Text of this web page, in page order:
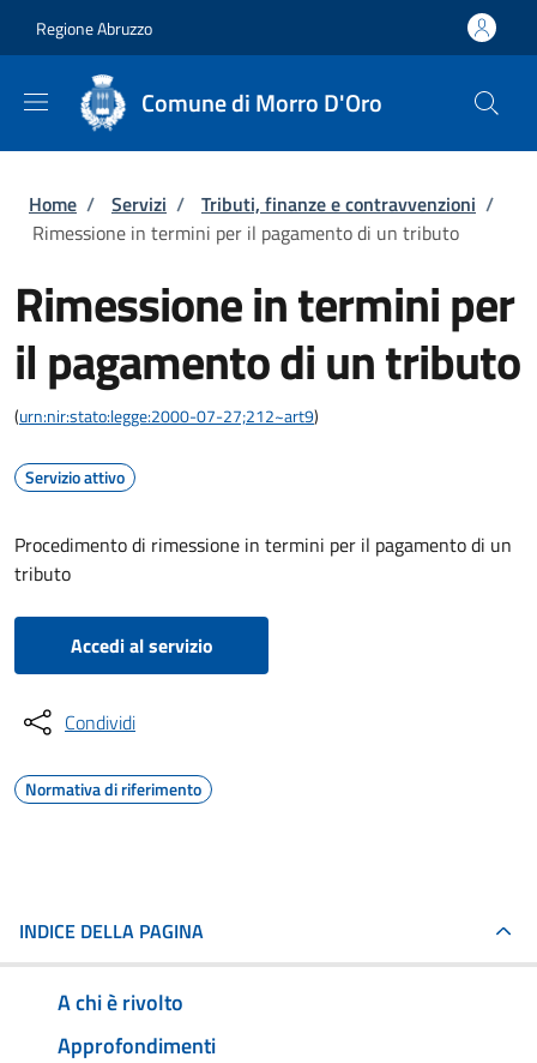
Regione Abruzzo
Comune di Morro D'Oro
Briciole di pane
Home / Servizi / Tributi, finanze e contravvenzioni /
Rimessione in termini per il pagamento di un tributo
Rimessione in termini per
il pagamento di un tributo
(urn:nir:stato:legge:2000-07-27;212~art9)
Servizio attivo
Procedimento di rimessione in termini per il pagamento di un
tributo
Accedi al servizio
Condividi
Normativa di riferimento
INDICE DELLA PAGINA
A chi è rivolto
Approfondimenti